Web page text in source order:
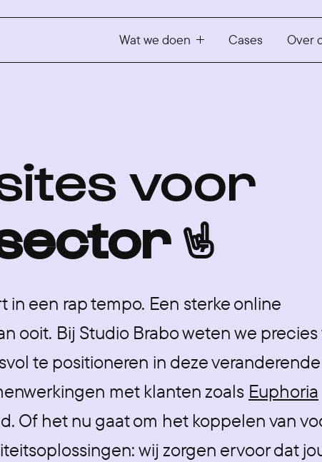
Wat we doen Cases Over
voor
🤘
een rap tempo. Een sterke online
ooit. Bij Studio Brabo weten we precies
te positioneren in deze
met klanten zoals Euphoria
Of het nu gaat om het koppelen van
wij zorgen ervoor dat